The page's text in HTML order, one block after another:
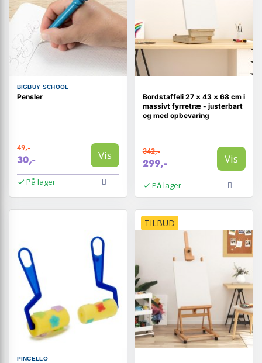
BIGBUY SCHOOL
Pensler
49,-
30,- Vis
På lager
Bordstaffeli 27 × 43 × 68 cm i
massivt fyrretræ - justerbart
og med opbevaring
342,-
299,- Vis
På lager
PINCELLO
TILBUD